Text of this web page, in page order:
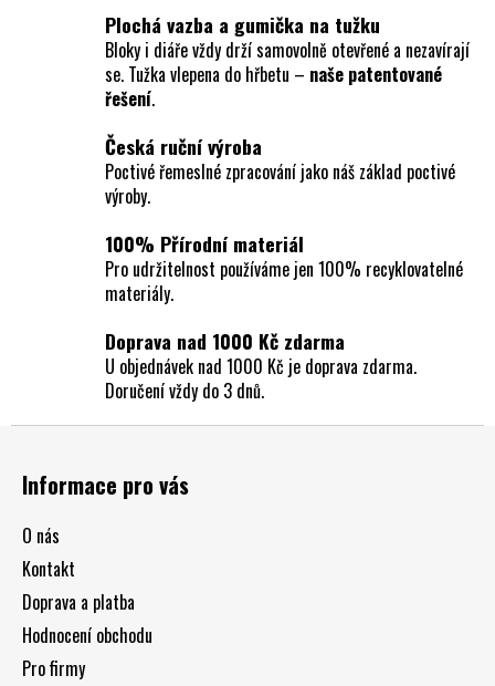
í
p
r
y
v
i
s
í
Plochá vazba a gumička na tužku
Bloky i diáře vždy drží samovolně otevřené a nezavírají
se. Tužka vlepena do hřbetu – naše patentované
řešení.
Česká ruční výroba
Poctivé řemeslné zpracování jako náš základ poctivé
výroby.
100% Přírodní materiál
Pro udržitelnost používáme jen 100% recyklovatelné
materiály.
Doprava nad 1000 Kč zdarma
U objednávek nad 1000 Kč je doprava zdarma.
Doručení vždy do 3 dnů.
Informace pro vás
O nás
Kontakt
Doprava a platba
Hodnocení obchodu
Pro firmy